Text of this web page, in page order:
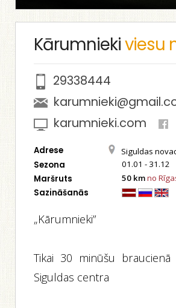
Kārumniekiviesu
29338444
karumnieki.com
Adrese Siguldas
Sezona 01.01 - 31.12
Maršruts 50 kmno
Sazināšanās
„Kārumnieki”
Tikai 30 minūšu
Siguldas centra